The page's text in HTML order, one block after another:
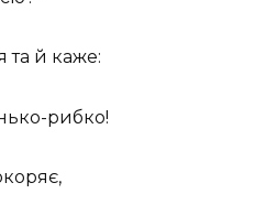
та й каже:
рибко!